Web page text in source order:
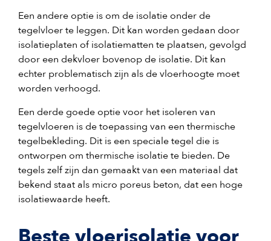
Een andere optie is om de isolatie onder de
tegelvloer te leggen. Dit kan worden gedaan door
isolatieplaten of isolatiematten te plaatsen, gevolgd
door een dekvloer bovenop de isolatie. Dit kan
echter problematisch zijn als de vloerhoogte moet
worden verhoogd.
Een derde goede optie voor het isoleren van
tegelvloeren is de toepassing van een thermische
tegelbekleding. Dit is een speciale tegel die is
ontworpen om thermische isolatie te bieden. De
tegels zelf zijn dan gemaakt van een materiaal dat
bekend staat als micro poreus beton, dat een hoge
isolatiewaarde heeft.